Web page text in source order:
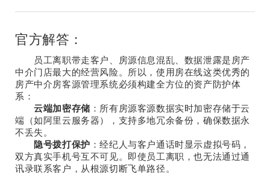
官方解答：
员工离职带走客户、房源信息混乱、数据泄露是房产
中介门店最大的经营风险。所以，使用房在线这类优秀的
房产中介房客源管理系统必须构建全方位的资产防护体
系：
‌云端加密存储 ‌：所有房源客源数据实时加密存储于云
端（如阿里云服务器），支持多地冗余备份，确保数据永
不丢失。
‌隐号拨打保护 ‌：经纪人与客户通话时显示虚拟号码，
双方真实手机号互不可见。即使员工离职，也无法通过通
讯录联系客户，从根源切断飞单路径。